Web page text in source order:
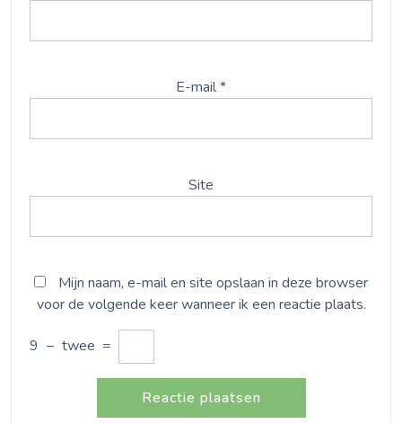
E-mail*
Site
Mijn naam, e-mail en site opslaan in deze browser
voor de volgende keer wanneer ik een reactie plaats.
9 − twee =